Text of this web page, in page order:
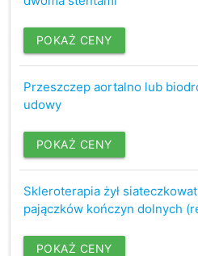
POKAŻ CENY
Przeszczep aortalno lub
udowy
POKAŻ CENY
Skleroterapia żył
pajączków kończyn dolnych
POKAŻ CENY